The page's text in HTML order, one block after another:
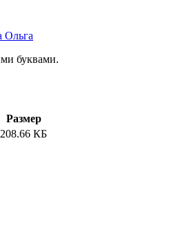
Ольга
буквами.
Размер
208.66 КБ